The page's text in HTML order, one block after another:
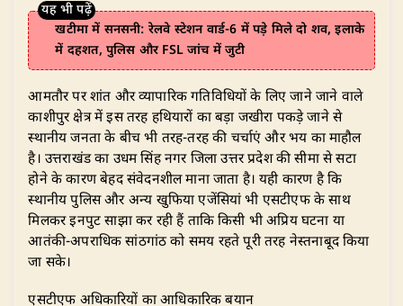
खटीमा में सनसनी: रेलवे स्टेशन वार्ड-6 में पड़े मिले दो शव, इलाके
में दहशत, पुलिस और FSL जांच में जुटी
​आमतौर पर शांत और व्यापारिक गतिविधियों के लिए जाने जाने वाले
काशीपुर क्षेत्र में इस तरह हथियारों का बड़ा जखीरा पकड़े जाने से
स्थानीय जनता के बीच भी तरह-तरह की चर्चाएं और भय का माहौल
है। उत्तराखंड का उधम सिंह नगर जिला उत्तर प्रदेश की सीमा से सटा
होने के कारण बेहद संवेदनशील माना जाता है। यही कारण है कि
स्थानीय पुलिस और अन्य खुफिया एजेंसियां भी एसटीएफ के साथ
मिलकर इनपुट साझा कर रही हैं ताकि किसी भी अप्रिय घटना या
आतंकी-अपराधिक सांठगांठ को समय रहते पूरी तरह नेस्तनाबूद किया
जा सके।
​एसटीएफ अधिकारियों का आधिकारिक बयान